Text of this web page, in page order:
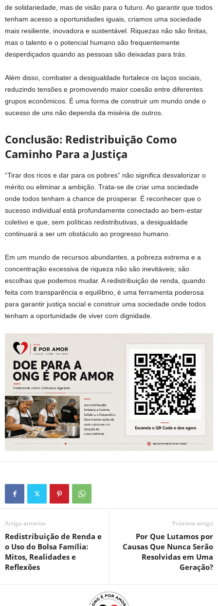
de solidariedade, mas de visão para o futuro. Ao garantir que todos
tenham acesso a oportunidades iguais, criamos uma sociedade
mais resiliente, inovadora e sustentável. Riquezas não são finitas,
mas o talento e o potencial humano são frequentemente
desperdiçados quando as pessoas são deixadas para trás.
Além disso, combater a desigualdade fortalece os laços sociais,
reduzindo tensões e promovendo maior coesão entre diferentes
grupos econômicos. É uma forma de construir um mundo onde o
sucesso de uns não dependa da miséria de outros.
Conclusão: Redistribuição Como
Caminho Para a Justiça
“Tirar dos ricos e dar para os pobres” não significa desvalorizar o
mérito ou eliminar a ambição. Trata-se de criar uma sociedade
onde todos tenham a chance de prosperar. É reconhecer que o
sucesso individual está profundamente conectado ao bem-estar
coletivo e que, sem políticas redistributivas, a desigualdade
continuará a ser um obstáculo ao progresso humano.
Em um mundo de recursos abundantes, a pobreza extrema e a
concentração excessiva de riqueza não são inevitáveis; são
escolhas que podemos mudar. A redistribuição de renda, quando
feita com transparência e equilíbrio, é uma ferramenta poderosa
para garantir justiça social e construir uma sociedade onde todos
tenham a oportunidade de viver com dignidade.
Artigo anterior
Redistribuição de Renda e
o Uso do Bolsa Família:
Mitos, Realidades e
Reflexões
Próximo artigo
Por Que Lutamos por
Causas Que Nunca Serão
Resolvidas em Uma
Geração?